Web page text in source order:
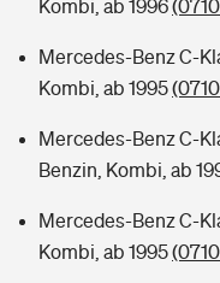
Kombi, ab 1996
Mercedes-Benz C-
Kombi, ab 1995
Mercedes-Benz C-
Benzin, Kombi, ab
Mercedes-Benz C-
Kombi, ab 1995